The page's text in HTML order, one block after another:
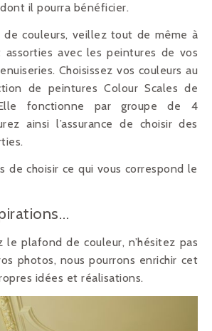
il pourra bénéficier.
de couleurs, veillez tout de même à
assorties avec les peintures de vos
Choisissez vos couleurs au
de peintures Colour Scales de
fonctionne par groupe de 4
ainsi l’assurance de choisir des
de choisir ce qui vous correspond le
le plafond de couleur, n’hésitez pas
photos, nous pourrons enrichir cet
idées et réalisations.